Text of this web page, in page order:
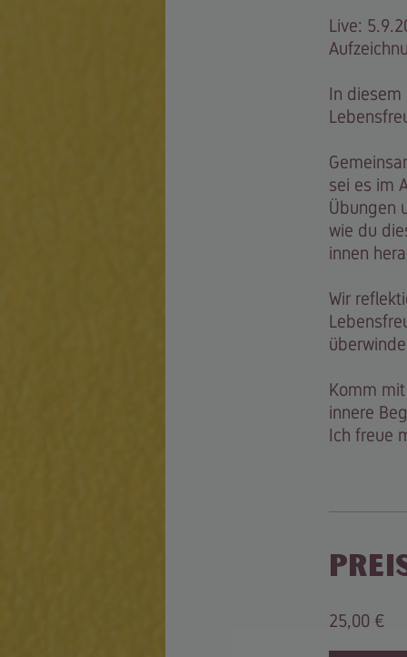
Live:
In diesem
sei es im
Übungen
wie du
innen
Wir
Komm
innere
Ich freue
25,00 €